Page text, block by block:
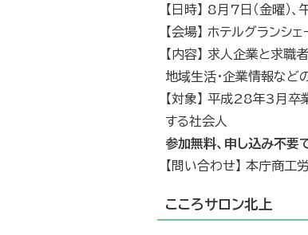
【日時】 8月7日（金曜）
【会場】 ホテルグランシ
【内容】 求人企業と求職
地域生活・企業情報など
【対象】 平成28年3月
する社会人
参加無料、申し込み不要
【問い合わせ】 本庁商
こころサロン北上